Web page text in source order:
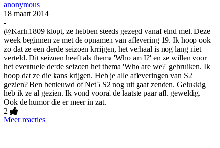
anonymous
18 maart 2014
-
@Karin1809 klopt, ze hebben steeds gezegd vanaf eind mei. Deze
week beginnen ze met de opnamen van aflevering 19. Ik hoop ook
zo dat ze een derde seizoen krrijgen, het verhaal is nog lang niet
verteld. Dit seizoen heeft als thema 'Who am I?' en ze willen voor
het eventuele derde seizoen het thema 'Who are we?' gebruiken. Ik
hoop dat ze die kans krijgen. Heb je alle afleveringen van S2
gezien? Ben benieuwd of Net5 S2 nog uit gaat zenden. Gelukkig
heb ik ze al gezien. Ik vond vooral de laatste paar afl. geweldig.
Ook de humor die er meer in zat.
2
Meer reacties